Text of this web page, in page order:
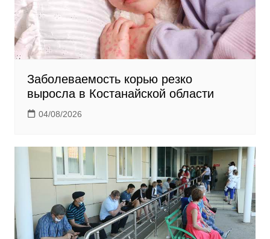
Заболеваемость корью резко
выросла в Костанайской области
04/08/2026